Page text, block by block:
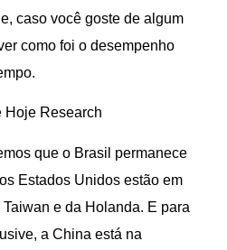
caso você goste de algum
como foi o desempenho
Hoje Research
que o Brasil permanece
Estados Unidos estão em
e da Holanda. E para
a China está na